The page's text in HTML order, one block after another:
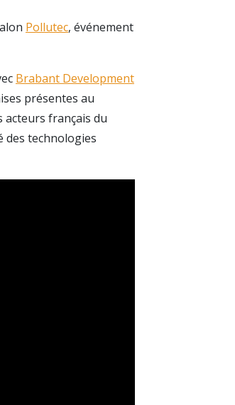
Pollutec, événement
Brabant Development
présentes au
acteurs français du
des technologies